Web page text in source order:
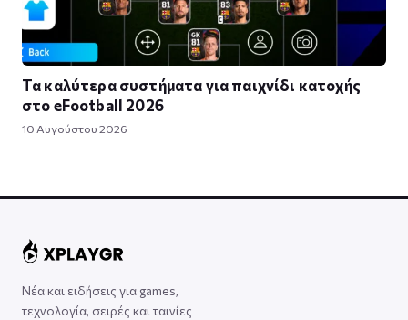
Τα καλύτερα συστήματα για παιχνίδι κατοχής
στο eFootball 2026
10 Αυγούστου 2026
Νέα και ειδήσεις για games,
τεχνολογία, σειρές και ταινίες